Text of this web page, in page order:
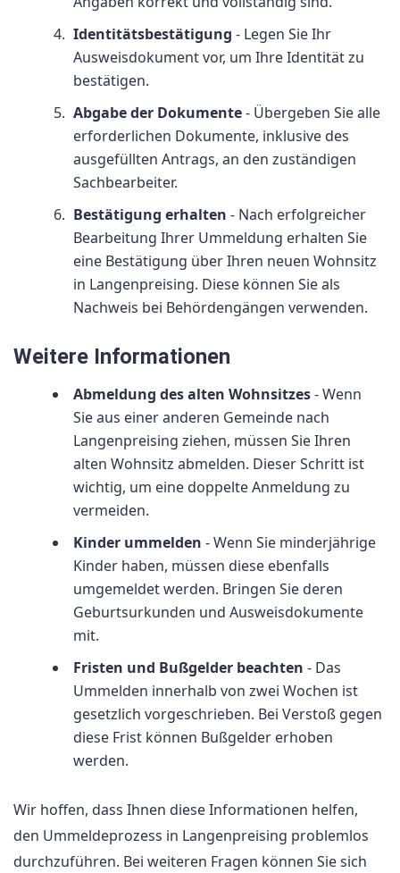
Identitätsbestätigung - Legen Sie Ihr
Ausweisdokument vor, um Ihre Identität zu
bestätigen.
Abgabe der Dokumente- Übergeben Sie alle
erforderlichen Dokumente, inklusive des
ausgefüllten Antrags, an den zuständigen
Sachbearbeiter.
Bestätigung erhalten - Nach erfolgreicher
Bearbeitung Ihrer Ummeldung erhalten Sie
eine Bestätigung über Ihren neuen Wohnsitz
in Langenpreising. Diese können Sie als
Nachweis bei Behördengängen verwenden.
Weitere Informationen
Abmeldung des alten Wohnsitzes- Wenn
Sie aus einer anderen Gemeinde nach
Langenpreising ziehen, müssen Sie Ihren
alten Wohnsitz abmelden. Dieser Schritt ist
wichtig, um eine doppelte Anmeldung zu
vermeiden.
Kinder ummelden - Wenn Sie minderjährige
Kinder haben, müssen diese ebenfalls
umgemeldet werden. Bringen Sie deren
Geburtsurkunden und Ausweisdokumente
mit.
Fristen und Bußgelder beachten - Das
Ummelden innerhalb von zwei Wochen ist
gesetzlich vorgeschrieben. Bei Verstoß gegen
diese Frist können Bußgelder erhoben
werden.
Wir hoffen, dass Ihnen diese Informationen helfen,
den Ummeldeprozess in Langenpreising problemlos
durchzuführen. Bei weiteren Fragen können Sie sich